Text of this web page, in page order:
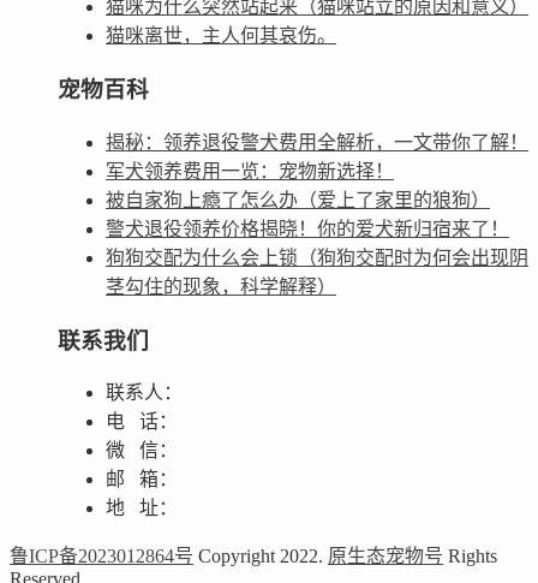
猫咪为什么突然站起来（猫咪站立的原因和意义）
猫咪离世，主人何其哀伤。
宠物百科
揭秘：领养退役警犬费用全解析，一文带你了解！
军犬领养费用一览：宠物新选择！
被自家狗上瘾了怎么办（爱上了家里的狼狗）
警犬退役领养价格揭晓！你的爱犬新归宿来了！
狗狗交配为什么会上锁（狗狗交配时为何会出现阴
茎勾住的现象，科学解释）
联系我们
联系人：
电 话：
微 信：
邮 箱：
地 址：
鲁ICP备2023012864号 Copyright 2022. 原生态宠物号 Rights